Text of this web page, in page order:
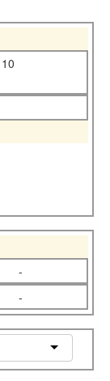
10
-
-